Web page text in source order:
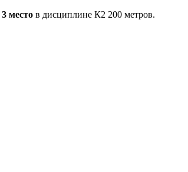
3 место в дисциплине К2 200 метров.